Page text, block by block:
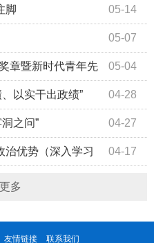
05-14
脚
05-07
05-04
章暨新时代青年先
04-28
以实干出政绩”
04-27
之问”
04-17
治优势（深入学习
主义思想）
多
友情链接 联系我们